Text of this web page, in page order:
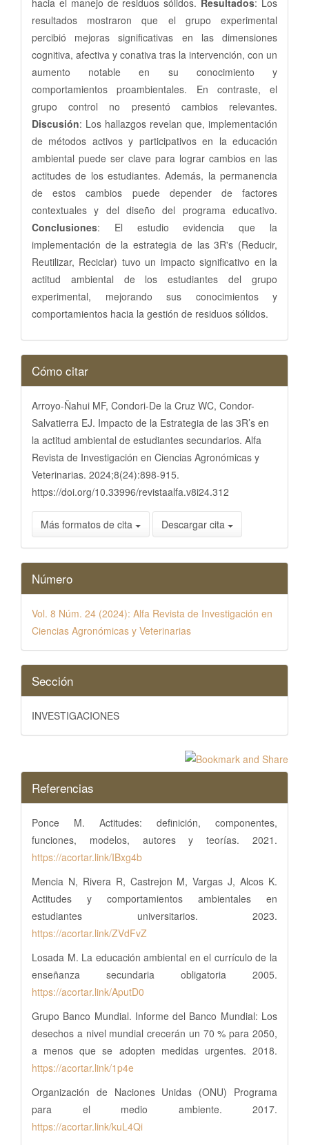
hacia el manejo de residuos sólidos. Resultados: Los
resultados mostraron que el grupo experimental
percibió mejoras significativas en las dimensiones
cognitiva, afectiva y conativa tras la intervención, con un
aumento notable en su conocimiento y
comportamientos proambientales. En contraste, el
grupo control no presentó cambios relevantes.
Discusión: Los hallazgos revelan que, implementación
de métodos activos y participativos en la educación
ambiental puede ser clave para lograr cambios en las
actitudes de los estudiantes. Además, la permanencia
de estos cambios puede depender de factores
contextuales y del diseño del programa educativo.
Conclusiones: El estudio evidencia que la
implementación de la estrategia de las 3R's (Reducir,
Reutilizar, Reciclar) tuvo un impacto significativo en la
actitud ambiental de los estudiantes del grupo
experimental, mejorando sus conocimientos y
comportamientos hacia la gestión de residuos sólidos.
Detalles
del
artículo
Cómo citar
Arroyo-Ñahui MF, Condori-De la Cruz WC, Condor-
Salvatierra EJ. Impacto de la Estrategia de las 3R’s en
la actitud ambiental de estudiantes secundarios. Alfa
Revista de Investigación en Ciencias Agronómicas y
Veterinarias. 2024;8(24):898-915.
https://doi.org/10.33996/revistaalfa.v8i24.312
Más formatos de cita Descargar cita
Número
Vol. 8 Núm. 24 (2024): Alfa Revista de Investigación en
Ciencias Agronómicas y Veterinarias
Sección
INVESTIGACIONES
Referencias
Ponce M. Actitudes: definición, componentes,
funciones, modelos, autores y teorías. 2021.
https://acortar.link/IBxg4b
Mencia N, Rivera R, Castrejon M, Vargas J, Alcos K.
Actitudes y comportamientos ambientales en
estudiantes universitarios. 2023.
https://acortar.link/ZVdFvZ
Losada M. La educación ambiental en el currículo de la
enseñanza secundaria obligatoria 2005.
https://acortar.link/AputD0
Grupo Banco Mundial. Informe del Banco Mundial: Los
desechos a nivel mundial crecerán un 70 % para 2050,
a menos que se adopten medidas urgentes. 2018.
https://acortar.link/1p4e
Organización de Naciones Unidas (ONU) Programa
para el medio ambiente. 2017.
https://acortar.link/kuL4Qi